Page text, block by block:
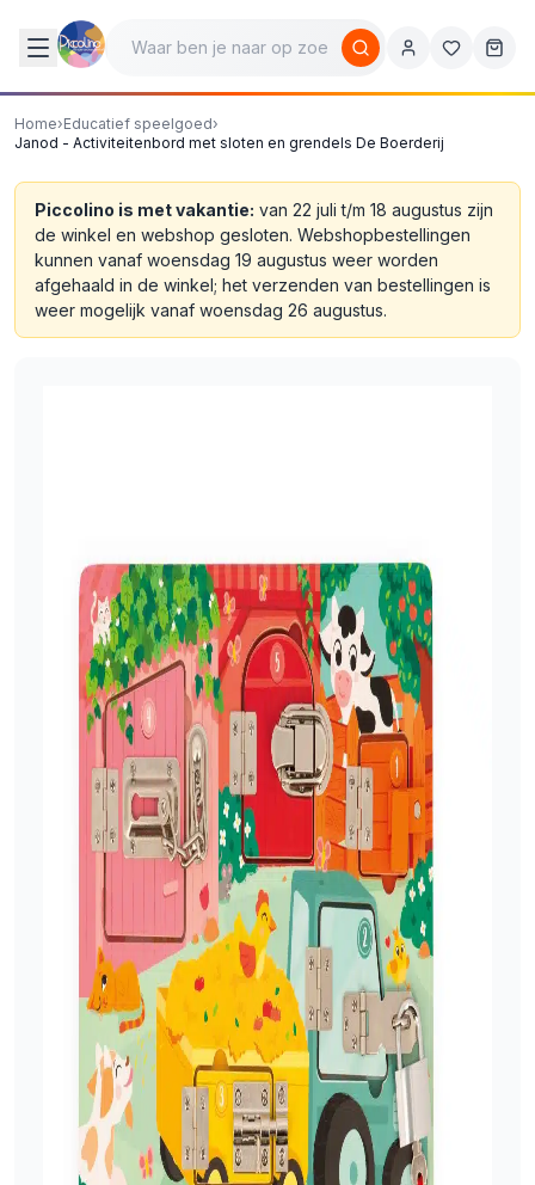
Home›Educatief speelgoed›
Janod - Activiteitenbord met sloten en grendels De Boerderij
Piccolino is met vakantie: van 22 juli t/m 18 augustus zijn
de winkel en webshop gesloten. Webshopbestellingen
kunnen vanaf woensdag 19 augustus weer worden
afgehaald in de winkel; het verzenden van bestellingen is
weer mogelijk vanaf woensdag 26 augustus.